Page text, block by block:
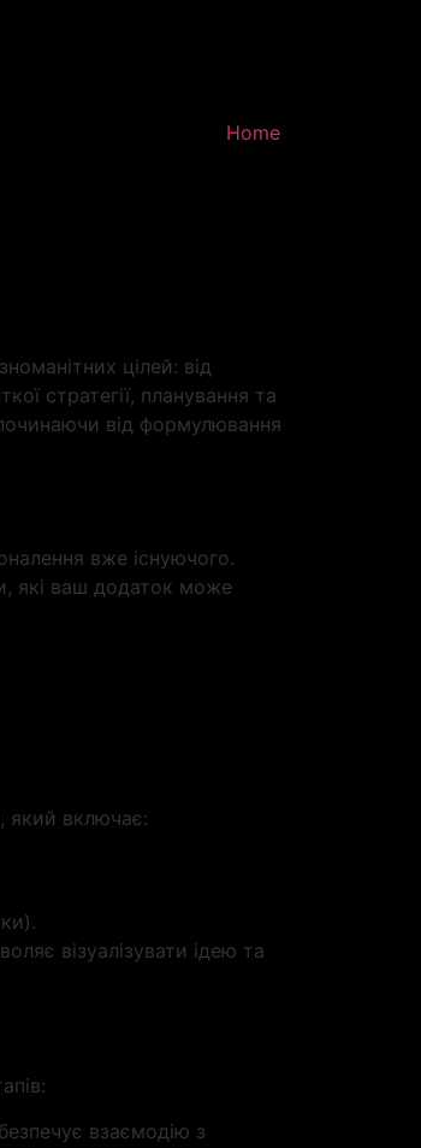
Home
цілей: від
стратегії, планування та
від формулювання
вже існуючого.
які ваш додаток може
який включає:
візуалізувати ідею та
взаємодію з